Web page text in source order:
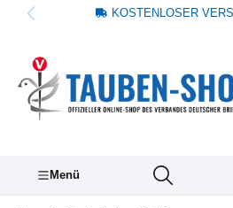
springen KOSTENLOSER
Menü